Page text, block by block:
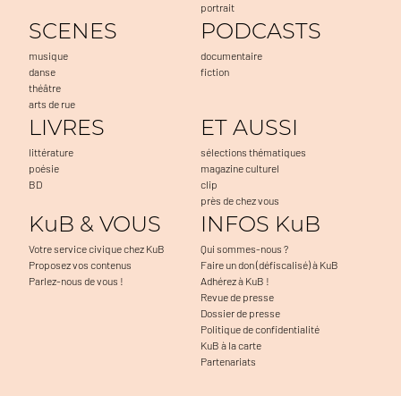
portrait
SCENES
musique
danse
théâtre
arts de rue
PODCASTS
documentaire
fiction
LIVRES
littérature
poésie
BD
ET AUSSI
sélections thématiques
magazine culturel
clip
près de chez vous
KuB & VOUS
Votre service civique chez KuB
Proposez vos contenus
Parlez-nous de vous !
INFOS KuB
Qui sommes-nous ?
Faire un don (défiscalisé) à KuB
Adhérez à KuB !
Revue de presse
Dossier de presse
Politique de confidentialité
KuB à la carte
Partenariats